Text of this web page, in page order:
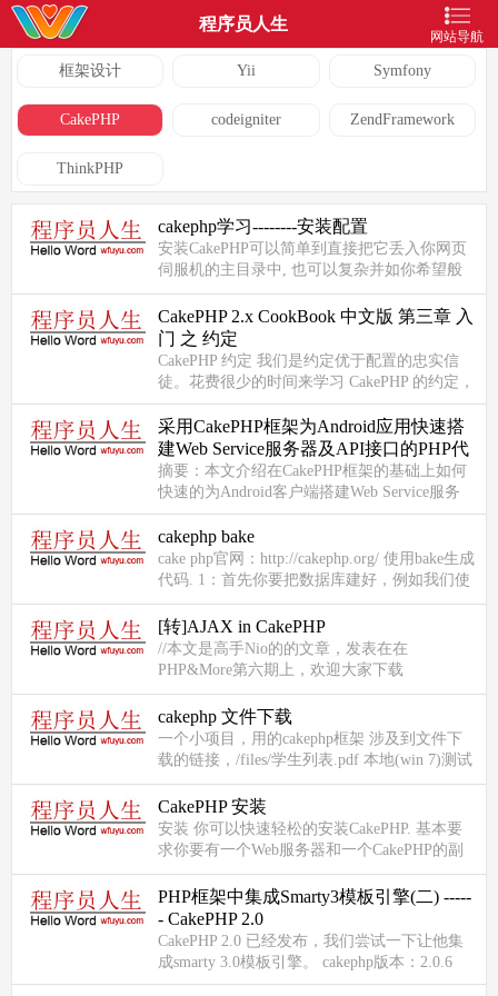
程序员人生
网站导航
框架设计 Yii Symfony
CakePHP codeigniter ZendFramework
ThinkPHP
cakephp学习--------安装配置
安装CakePHP可以简单到直接把它丢入你网页
伺服机的主目录中, 也可以复杂并如你希望般
的弹性. 在这部分我们将含括三种安装方式: 开
发模式, 实际应用与高级...
CakePHP 2.x CookBook 中文版 第三章 入
门 之 约定
CakePHP 约定 我们是约定优于配置的忠实信
徒。花费很少的时间来学习 CakePHP 的约定，
长远来看，会节省你的时间：通过遵循约定，
你能够获得免费的功能，并...
采用CakePHP框架为Android应用快速搭
建Web Service服务器及API接口的PHP代
码实例
摘要：本文介绍在CakePHP框架的基础上如何
快速的为Android客户端搭建Web Service服务
器，并且在MVC框架的规则下用最通俗的PHP
语言介绍API接口的实现方法。A...
cakephp bake
cake php官网：http://cakephp.org/ 使用bake生成
代码. 1：首先你要把数据库建好，例如我们使
用PowerDesigner把数据库设计好，导出sql语
句，在mysql中创建数...
[转]AJAX in CakePHP
//本文是高手Nio的的文章，发表在在
PHP&More第六期上，欢迎大家下载
PHP&More Vol 6 AJAX in CakePHP Cake 中的
AJAX 实质 CakePHP（以下简称“Cake”，...
cakephp 文件下载
一个小项目，用的cakephp框架 涉及到文件下
载的链接，/files/学生列表.pdf 本地(win 7)测试
的时候一切正常，传到服务器上就不行了，折
腾了好久，还试过用cakeph...
CakePHP 安装
安装 你可以快速轻松的安装CakePHP. 基本要
求你要有一个Web服务器和一个CakePHP的副
本文件，虽然本手册主要侧重于建立在
Apache（因为它是最常用的），你...
PHP框架中集成Smarty3模板引擎(二) -----
- CakePHP 2.0
CakePHP 2.0 已经发布，我们尝试一下让他集
成smarty 3.0模板引擎。 cakephp版本：2.0.6
smarty版本：